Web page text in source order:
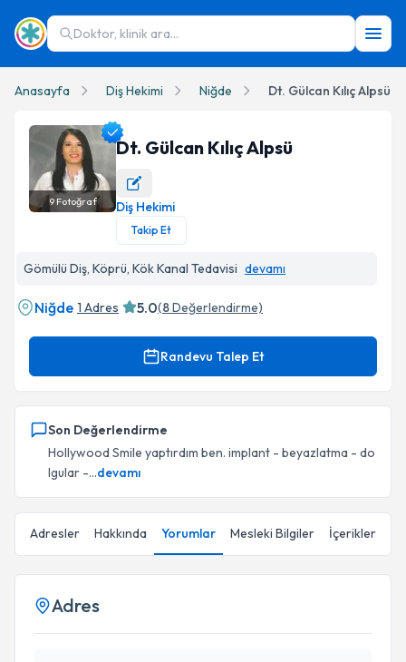
Doktor, klinik ara...
Anasayfa Diş Hekimi Niğde Dt. Gülcan Kılıç Alpsü
Dt. Gülcan Kılıç Alpsü Profil Fotoğrafı
9Fotoğraf
Dt. Gülcan Kılıç Alpsü
Diş Hekimi
Takip Et
Gömülü Diş, Köprü, Kök Kanal Tedavisi devamı
Niğde 1 Adres 5.0(8Değerlendirme)
Randevu Talep Et
Son Değerlendirme
Hollywood Smile yaptırdım ben. implant - beyazlatma - do
lgular -...devamı
Adresler Hakkında Yorumlar Mesleki Bilgiler İçerikler
Adres